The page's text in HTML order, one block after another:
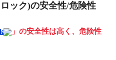
ック)の安全性/危険性
」の安全性は高く、危険性